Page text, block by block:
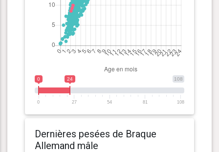
108
0 24
0 27 54 81 108
Dernières pesées de Braque
Allemand mâle